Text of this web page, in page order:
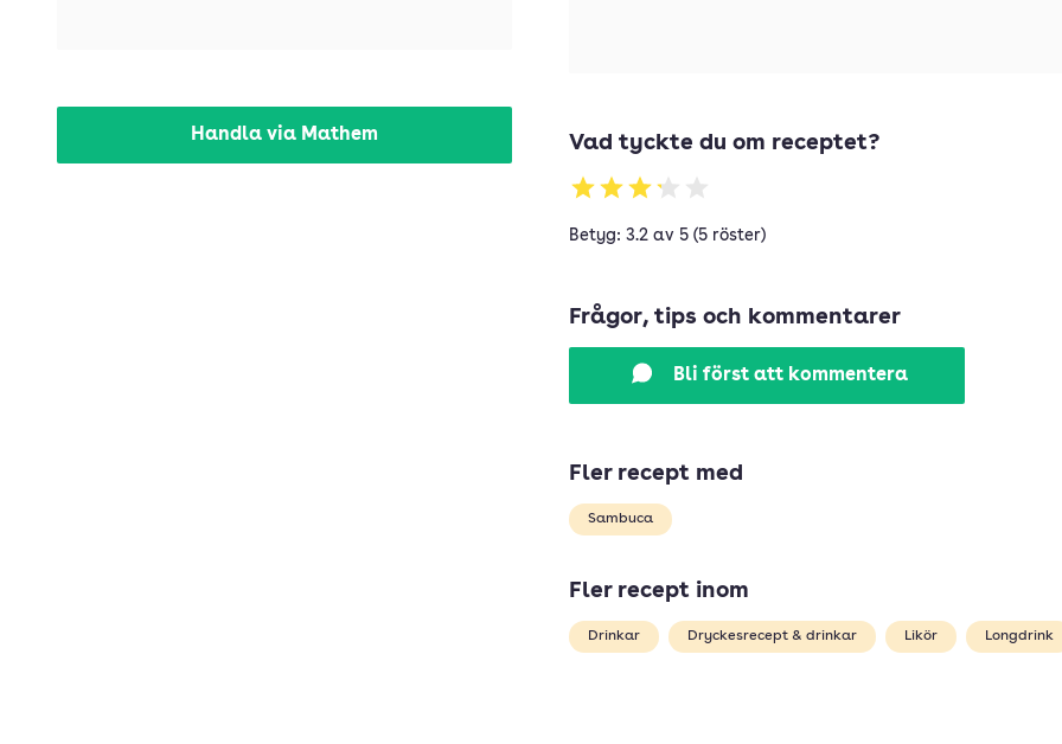
Handla via Mathem Vad tyckte du om receptet?
Betyg: 3.2 av 5 (5 röster)
Frågor, tips och kommentarer
Bli först att kommentera
Fler recept med
Sambuca
Fler recept inom
Drinkar Dryckesrecept & drinkar Likör Longdrink